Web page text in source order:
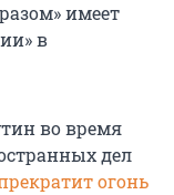
имеет
в
во время
дел
огонь